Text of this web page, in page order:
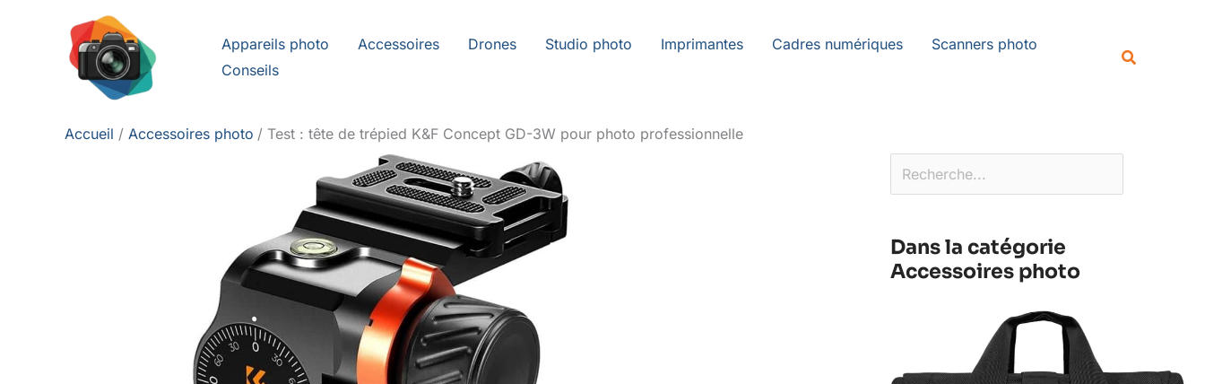
Appareils photo Accessoires Drones Studio photo Imprimantes Cadres numériques
Scanners photo
Conseils
Accueil Accessoires photo Test : tête de trépied K&F Concept GD-3W pour photo professionnelle
Dans la catégorie
Accessoires photo